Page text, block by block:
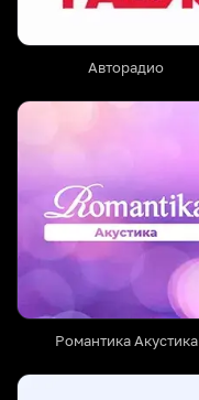
Авторадио
Романтика Акустика